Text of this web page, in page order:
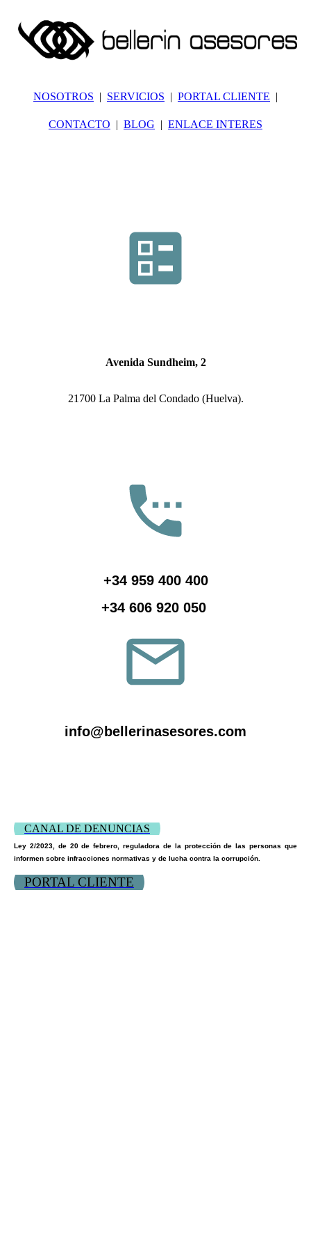
NOSOTROS SERVICIOS PORTAL CLIENTE
CONTACTO BLOG ENLACE INTERES
Avenida Sundheim, 2
21700 La Palma del Condado (Huelva).
+34 959 400 400
+34 606 920 050
info@bellerinasesores.com
CANAL DE DENUNCIAS
Ley 2/2023, de 20 de febrero, reguladora de la protección de las personas que
informen sobre infracciones normativas y de lucha contra la corrupción.
PORTAL CLIENTE